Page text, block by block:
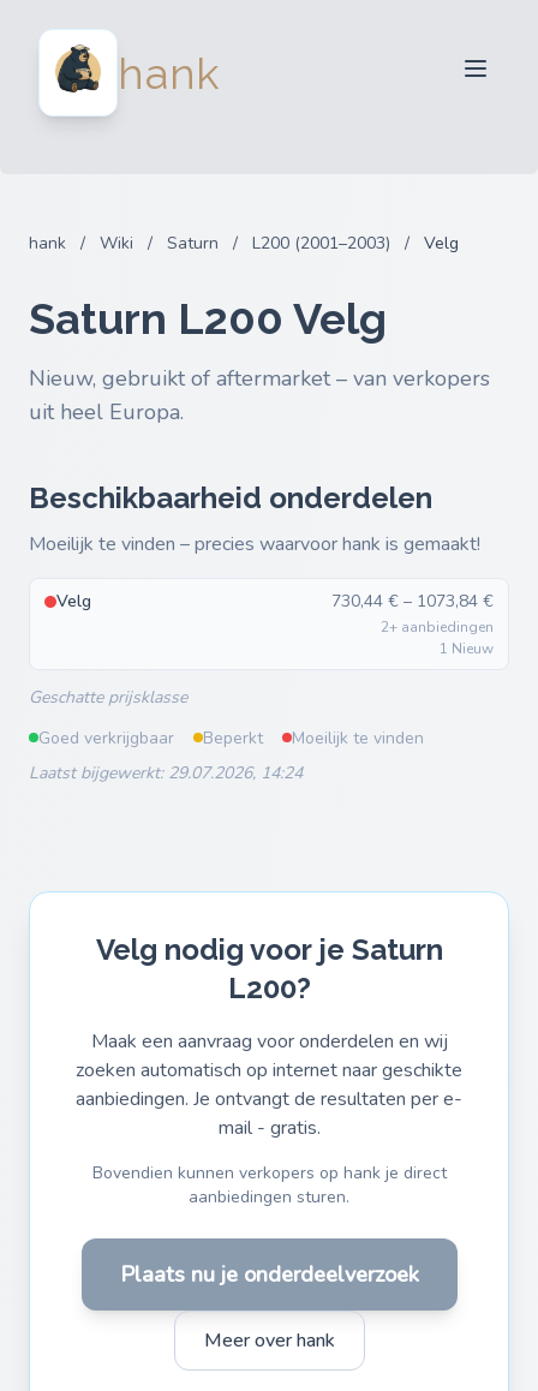
hank
Inloggen
hank / Wiki / Saturn / L200 (2001–2003) / Velg
Saturn L200 Velg
Nieuw, gebruikt of aftermarket – van verkopers
uit heel Europa.
Beschikbaarheid onderdelen
Moeilijk te vinden – precies waarvoor hank is gemaakt!
Velg 730,44 € – 1073,84 €
2+ aanbiedingen
1 Nieuw
Geschatte prijsklasse
Goed verkrijgbaar
Beperkt
Moeilijk te vinden
Laatst bijgewerkt: 29.07.2026, 14:24
Velg nodig voor je Saturn
L200?
Maak een aanvraag voor onderdelen en wij
zoeken automatisch op internet naar geschikte
aanbiedingen. Je ontvangt de resultaten per e-
mail - gratis.
Bovendien kunnen verkopers op hank je direct
aanbiedingen sturen.
Plaats nu je onderdeelverzoek
Meer over hank